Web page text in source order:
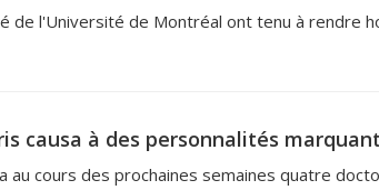
de l'Université de Montréal ont tenu à rendre
causa à des personnalités
cours des prochaines semaines quatre